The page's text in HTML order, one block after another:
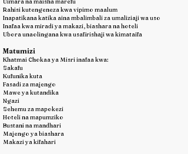
Rahisi kutengeneza kwa vipimo maalum
Inapatikana katika aina mbalimbali za umaliziaji wa uso
Inafaa kwa miradi ya makazi, biashara na hoteli
Ubora unaolingana kwa usafirishaji wa kimataifa
Matumizi
Khatmai Chokaa ya Misri inafaa kwa:
Sakafu
Kufunika kuta
Fasadi za majengo
Mawe ya kutandika
Ngazi
Sehemu za mapokezi
Hoteli na mapumziko
Bustani na mandhari
Majengo ya biashara
Makazi ya kifahari